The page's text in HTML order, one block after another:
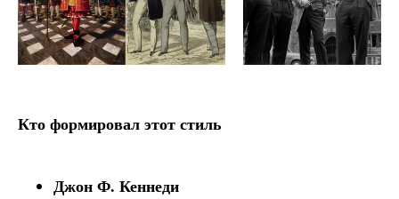
Кто формировал этот стиль
Джон Ф. Кеннеди